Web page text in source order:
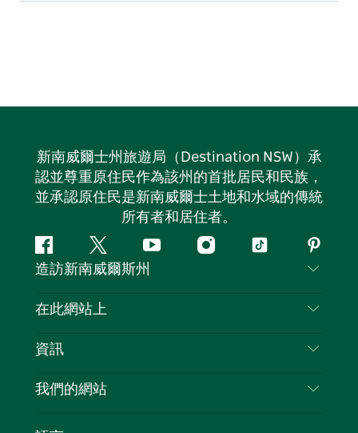
新南威爾士州旅遊局（Destination NSW）承
認並尊重原住民作為該州的首批居民和民族，
並承認原住民是新南威爾士土地和水域的傳統
所有者和居住者。
Facebook嘰
嘰
喳
Youtube Instagram
抖
造訪新南威爾斯州
聯絡我們
隱私
Cookie 通知
在此網站上
目的地
新南威爾士州公路旅行
資訊
旅行資訊
我們的網站